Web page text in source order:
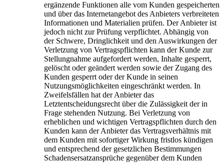
ergänzende Funktionen alle vom Kunden gespeicherten
und über das Internetangebot des Anbieters verbreiteten
Informationen und Materialien prüfen. Der Anbieter ist
jedoch nicht zur Prüfung verpflichtet. Abhängig von
der Schwere, Dringlichkeit und den Auswirkungen der
Verletzung von Vertragspflichten kann der Kunde zur
Stellungnahme aufgefordert werden, Inhalte gesperrt,
gelöscht oder geändert werden sowie der Zugang des
Kunden gesperrt oder der Kunde in seinen
Nutzungsmöglichkeiten eingeschränkt werden. In
Zweifelsfällen hat der Anbieter das
Letztentscheidungsrecht über die Zulässigkeit der in
Frage stehenden Nutzung. Bei Verletzung von
erheblichen und wichtigen Vertragspflichten durch den
Kunden kann der Anbieter das Vertragsverhältnis mit
dem Kunden mit sofortiger Wirkung fristlos kündigen
und entsprechend der gesetzlichen Bestimmungen
Schadensersatzansprüche gegenüber dem Kunden